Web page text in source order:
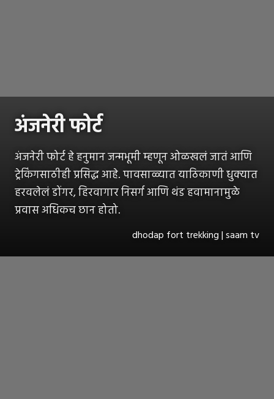
अंजनेरी फोर्ट
अंजनेरी फोर्ट हे हनुमान जन्मभूमी म्हणून ओळखलं जातं आणि
ट्रेकिंगसाठीही प्रसिद्ध आहे. पावसाळ्यात याठिकाणी धुक्यात
हरवलेलं डोंगर, हिरवागार निसर्ग आणि थंड हवामानामुळे
प्रवास अधिकच छान होतो.
dhodap fort trekking | saam tv